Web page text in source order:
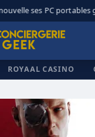
ses PC portables
ROYAAL CASINO